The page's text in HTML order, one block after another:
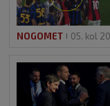
NOGOMET 05. kol